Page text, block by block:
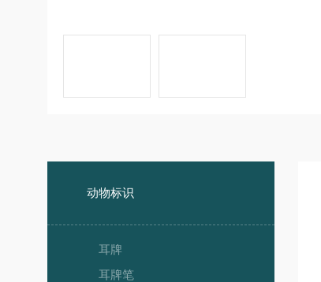
动物标识
耳牌
耳牌笔